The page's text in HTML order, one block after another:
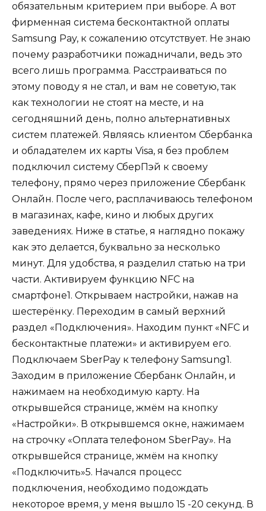
обязательным критерием при выборе. А вот
фирменная система бесконтактной оплаты
Samsung Pay, к сожалению отсутствует. Не знаю
почему разработчики пожадничали, ведь это
всего лишь программа. Расстраиваться по
этому поводу я не стал, и вам не советую, так
как технологии не стоят на месте, и на
сегодняшний день, полно альтернативных
систем платежей. Являясь клиентом Сбербанка
и обладателем их карты Visa, я без проблем
подключил систему СберПэй к своему
телефону, прямо через приложение Сбербанк
Онлайн. После чего, расплачиваюсь телефоном
в магазинах, кафе, кино и любых других
заведениях. Ниже в статье, я наглядно покажу
как это делается, буквально за несколько
минут. Для удобства, я разделил статью на три
части. Активируем функцию NFC на
смартфоне1. Открываем настройки, нажав на
шестерёнку. Переходим в самый верхний
раздел «Подключения». Находим пункт «NFC и
бесконтактные платежи» и активируем его.
Подключаем SberPay к телефону Samsung1.
Заходим в приложение Сбербанк Онлайн, и
нажимаем на необходимую карту. На
открывшейся странице, жмём на кнопку
«Настройки». В открывшемся окне, нажимаем
на строчку «Оплата телефоном SberPay». На
открывшейся странице, жмём на кнопку
«Подключить»5. Начался процесс
подключения, необходимо подождать
некоторое время, у меня вышло 15 -20 секунд. В